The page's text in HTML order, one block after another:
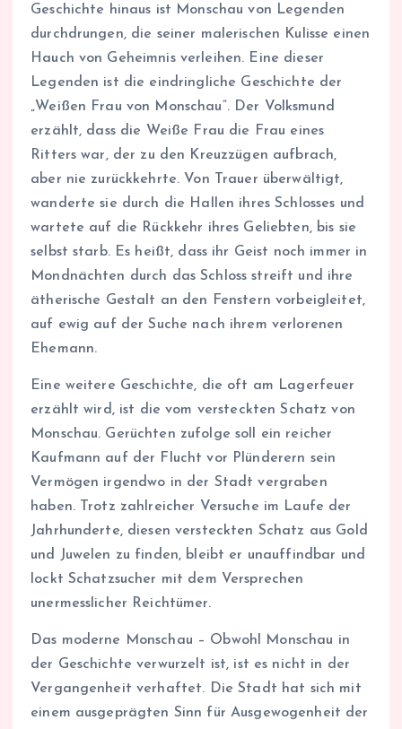
Geschichte hinaus ist Monschau von Legenden
durchdrungen, die seiner malerischen Kulisse einen
Hauch von Geheimnis verleihen. Eine dieser
Legenden ist die eindringliche Geschichte der
„Weißen Frau von Monschau”. Der Volksmund
erzählt, dass die Weiße Frau die Frau eines
Ritters war, der zu den Kreuzzügen aufbrach,
aber nie zurückkehrte. Von Trauer überwältigt,
wanderte sie durch die Hallen ihres Schlosses und
wartete auf die Rückkehr ihres Geliebten, bis sie
selbst starb. Es heißt, dass ihr Geist noch immer in
Mondnächten durch das Schloss streift und ihre
ätherische Gestalt an den Fenstern vorbeigleitet,
auf ewig auf der Suche nach ihrem verlorenen
Ehemann.
Eine weitere Geschichte, die oft am Lagerfeuer
erzählt wird, ist die vom versteckten Schatz von
Monschau. Gerüchten zufolge soll ein reicher
Kaufmann auf der Flucht vor Plünderern sein
Vermögen irgendwo in der Stadt vergraben
haben. Trotz zahlreicher Versuche im Laufe der
Jahrhunderte, diesen versteckten Schatz aus Gold
und Juwelen zu finden, bleibt er unauffindbar und
lockt Schatzsucher mit dem Versprechen
unermesslicher Reichtümer.
Das moderne Monschau – Obwohl Monschau in
der Geschichte verwurzelt ist, ist es nicht in der
Vergangenheit verhaftet. Die Stadt hat sich mit
einem ausgeprägten Sinn für Ausgewogenheit der